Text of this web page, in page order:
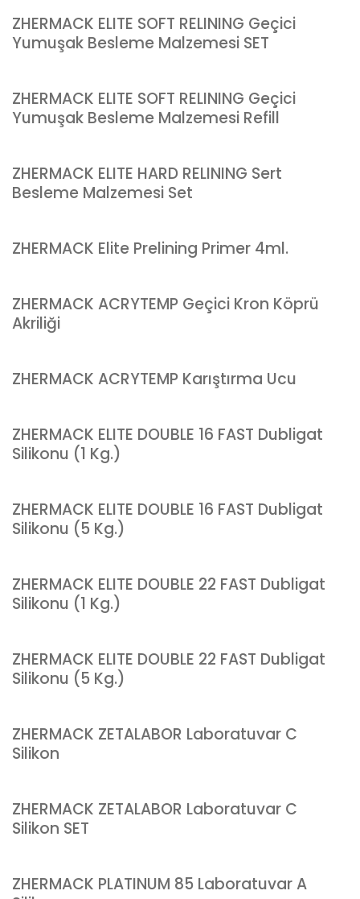
ZHERMACK ELITE SOFT RELINING Geçici
Yumuşak Besleme Malzemesi SET
ZHERMACK ELITE SOFT RELINING Geçici
Yumuşak Besleme Malzemesi Refill
ZHERMACK ELITE HARD RELINING Sert
Besleme Malzemesi Set
ZHERMACK Elite Prelining Primer 4ml.
ZHERMACK ACRYTEMP Geçici Kron Köprü
Akriliği
ZHERMACK ACRYTEMP Karıştırma Ucu
ZHERMACK ELITE DOUBLE 16 FAST Dubligat
Silikonu (1 Kg.)
ZHERMACK ELITE DOUBLE 16 FAST Dubligat
Silikonu (5 Kg.)
ZHERMACK ELITE DOUBLE 22 FAST Dubligat
Silikonu (1 Kg.)
ZHERMACK ELITE DOUBLE 22 FAST Dubligat
Silikonu (5 Kg.)
ZHERMACK ZETALABOR Laboratuvar C
Silikon
ZHERMACK ZETALABOR Laboratuvar C
Silikon SET
ZHERMACK PLATINUM 85 Laboratuvar A